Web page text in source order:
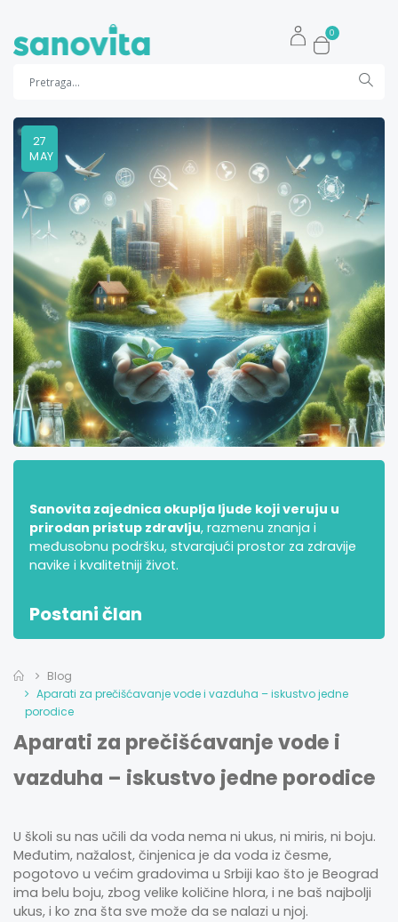
0
27
MAY
Sanovita zajednica okuplja ljude koji veruju u
prirodan pristup zdravlju, razmenu znanja i
međusobnu podršku, stvarajući prostor za zdravije
navike i kvalitetniji život.
Postani član
Blog
Aparati za prečišćavanje vode i vazduha – iskustvo jedne
porodice
Aparati za prečišćavanje vode i
vazduha – iskustvo jedne porodice
U školi su nas učili da voda nema ni ukus, ni miris, ni boju.
Međutim, nažalost, činjenica je da voda iz česme,
pogotovo u većim gradovima u Srbiji kao što je Beograd
ima belu boju, zbog velike količine hlora, i ne baš najbolji
ukus, i ko zna šta sve može da se nalazi u njoj.